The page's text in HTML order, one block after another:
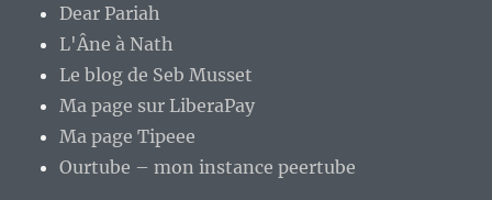
Dear Pariah
L'Âne à Nath
Le blog de Seb Musset
Ma page sur LiberaPay
Ma page Tipeee
Ourtube – mon instance peertube